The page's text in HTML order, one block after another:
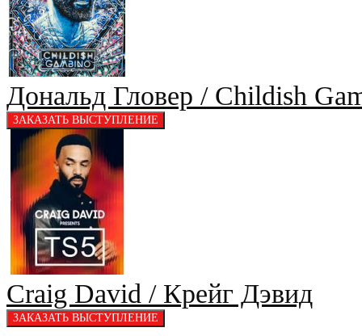
Дональд Гловер / Childish
Craig David / Крейг Дэвид